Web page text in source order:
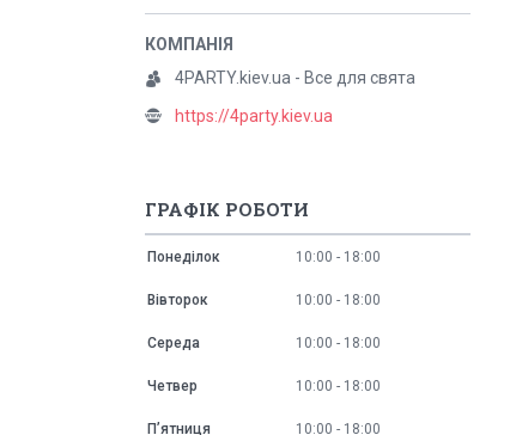
4PARTY.kiev.ua - Все для свята
https://4party.kiev.ua
ГРАФІК РОБОТИ
Понеділок 10:00 18:00
Вівторок 10:00 18:00
Середа 10:00 18:00
Четвер 10:00 18:00
Пʼятниця 10:00 18:00